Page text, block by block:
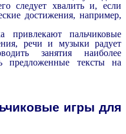
следует хвалить и, если
достижения, например,
привлекают пальчиковые
речи и музыки радует
занятия наиболее
предложенные тексты на
игры для